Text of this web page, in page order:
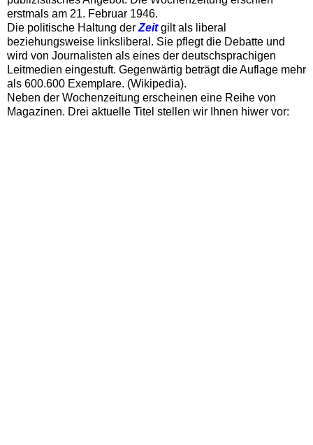
erstmals am 21. Februar 1946.
Die politische Haltung der Zeit gilt als liberal
beziehungsweise linksliberal. Sie pflegt die Debatte und
wird von Journalisten als eines der deutschsprachigen
Leitmedien eingestuft. Gegenwärtig beträgt die Auflage mehr
als 600.600 Exemplare. (Wikipedia).
Neben der Wochenzeitung erscheinen eine Reihe von
Magazinen. Drei aktuelle Titel stellen wir Ihnen hiwer vor: